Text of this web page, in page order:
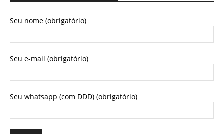
Seu nome (obrigatório)
Seu e-mail (obrigatório)
Seu whatsapp (com DDD) (obrigatório)